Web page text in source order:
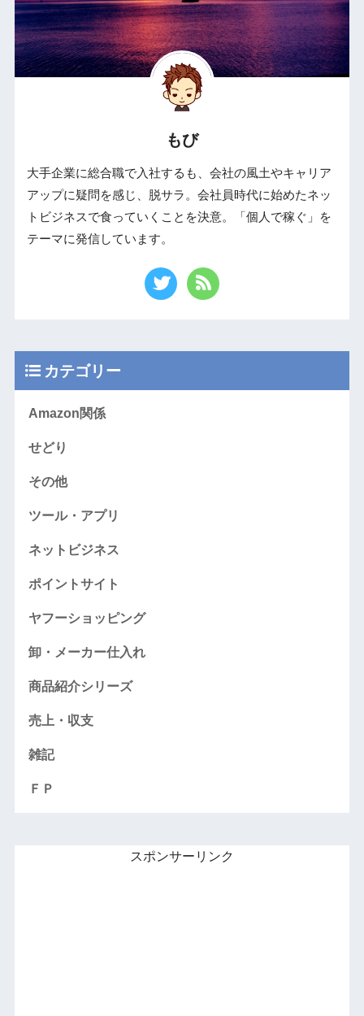
もび
大手企業に総合職で入社するも、会社の風土やキャリア
アップに疑問を感じ、脱サラ。会社員時代に始めたネッ
トビジネスで食っていくことを決意。「個人で稼ぐ」を
テーマに発信しています。
カテゴリー
Amazon関係
せどり
その他
ツール・アプリ
ネットビジネス
ポイントサイト
ヤフーショッピング
卸・メーカー仕入れ
商品紹介シリーズ
売上・収支
雑記
ＦＰ
スポンサーリンク